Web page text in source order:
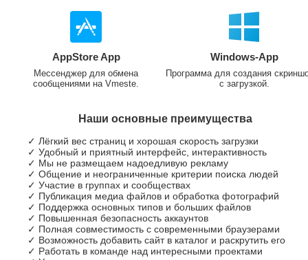
AppStore App
Мессенджер для обмена
сообщениями на Vmeste.
Windows-App
Программа для создания
с загрузкой.
Наши основные преимущества
✓ Лёгкий вес страниц и хорошая скорость загрузки
✓ Удобный и приятный интерфейс, интерактивность
✓ Мы не размещаем надоедливую рекламу
✓ Общение и неограниченные критерии поиска людей
✓ Участие в группах и сообществах
✓ Публикация медиа файлов и обработка фотографий
✓ Поддержка основных типов и больших файлов
✓ Повышенная безопасность аккаунтов
✓ Полная совместимость с современными браузерами
✓ Возможность добавить сайт в каталог и раскрутить его
✓ Работать в команде над интересными проектами